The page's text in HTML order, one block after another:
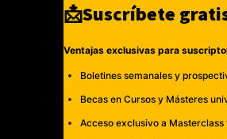
📩Suscríbete
Ventajas exclusivas para
Boletines semanales y
Becas en Cursos y Másteres
Acceso exclusivo a Masterclass